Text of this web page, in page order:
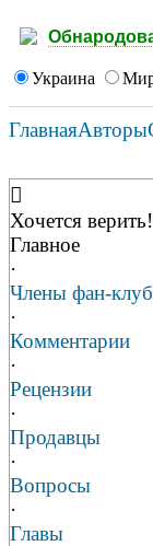
Украина
ГлавнаяАвторы
Хочется
Главное
·
Члены фан-
·
Комментарии
·
Рецензии
·
Продавцы
·
Вопросы
·
Главы